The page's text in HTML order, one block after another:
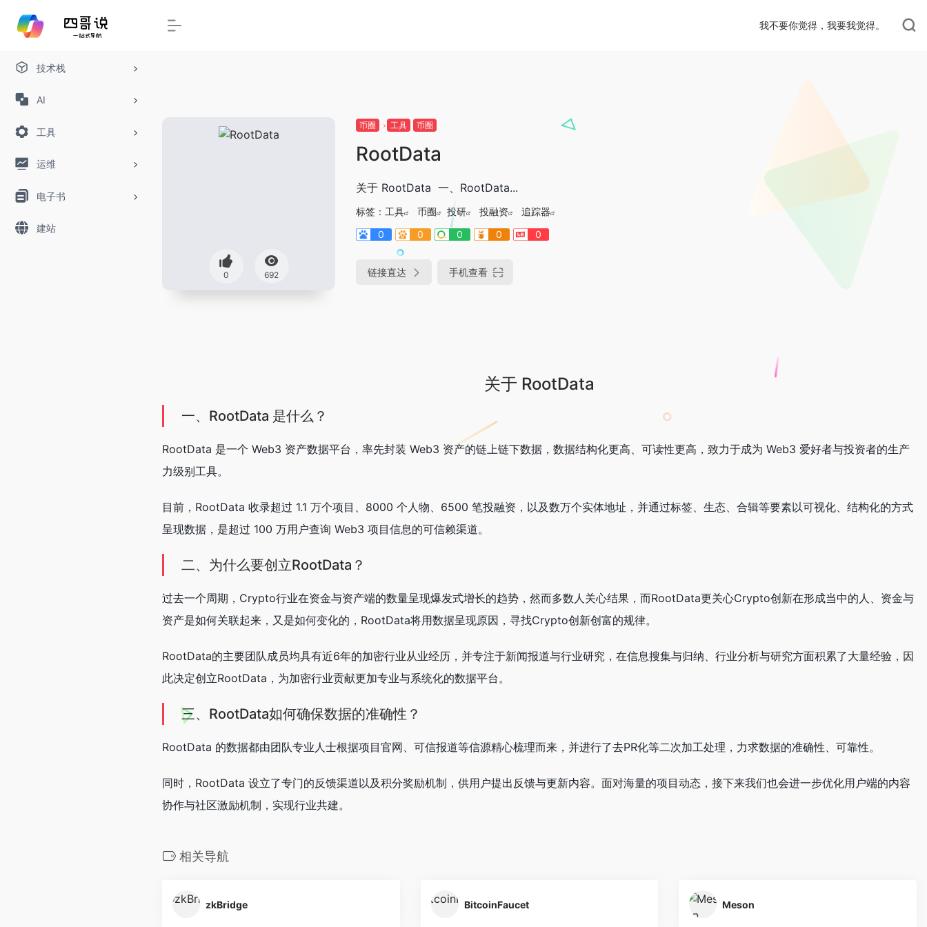
技术栈
AI
工具
运维
电子书
建站
我不要你觉得，我要我觉得。
0 692
币圈 工具 币圈
RootData
关于 RootData 一、RootData...
标签： 工具 币圈 投研 投融资
追踪器
0
0 0 0 0
链接直达 手机查看
关于 RootData
一、RootData 是什么？
RootData 是一个 Web3 资产数据平台，率先封装 Web3 资产的链上链下数据，数据结构化更高、可读性更高，致力于成为 Web3 爱好者与投资者的生产
力级别工具。
目前，RootData 收录超过 1.1 万个项目、8000 个人物、6500 笔投融资，以及数万个实体地址，并通过标签、生态、合辑等要素以可视化、结构化的方式
呈现数据，是超过 100 万用户查询 Web3 项目信息的可信赖渠道。
二、为什么要创立RootData？
过去一个周期，Crypto行业在资金与资产端的数量呈现爆发式增长的趋势，然而多数人关心结果，而RootData更关心Crypto创新在形成当中的人、资金与
资产是如何关联起来，又是如何变化的，RootData将用数据呈现原因，寻找Crypto创新创富的规律。
RootData的主要团队成员均具有近6年的加密行业从业经历，并专注于新闻报道与行业研究，在信息搜集与归纳、行业分析与研究方面积累了大量经验，因
此决定创立RootData，为加密行业贡献更加专业与系统化的数据平台。
三、RootData如何确保数据的准确性？
RootData 的数据都由团队专业人士根据项目官网、可信报道等信源精心梳理而来，并进行了去PR化等二次加工处理，力求数据的准确性、可靠性。
同时，RootData 设立了专门的反馈渠道以及积分奖励机制，供用户提出反馈与更新内容。面对海量的项目动态，接下来我们也会进一步优化用户端的内容
协作与社区激励机制，实现行业共建。
相关导航
zkBridge BitcoinFaucet Meson